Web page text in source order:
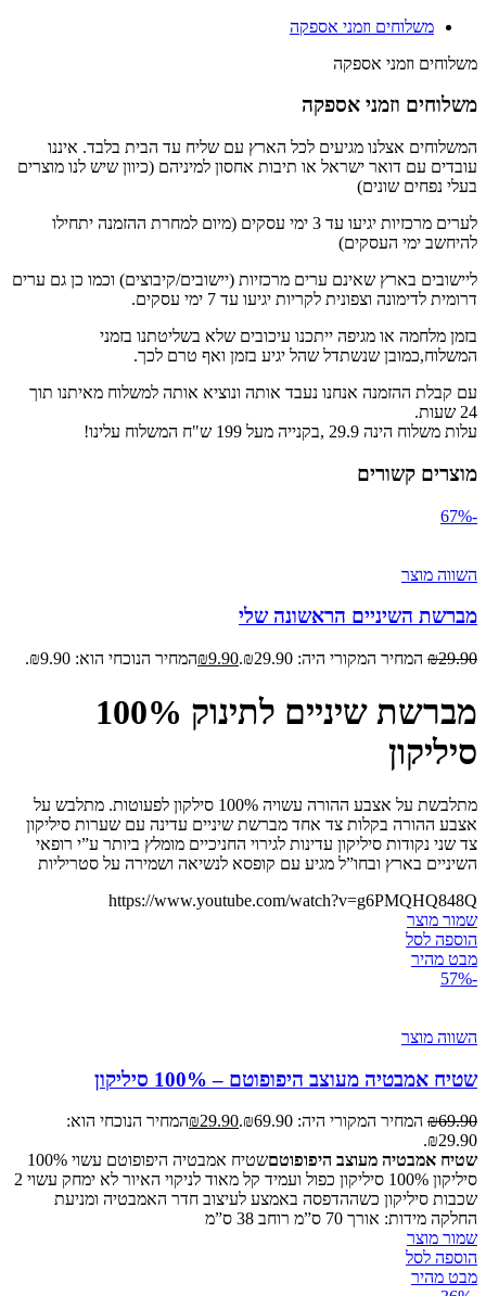
משלוחים וזמני אספקה
משלוחים וזמני אספקה
משלוחים וזמני אספקה
המשלוחים אצלנו מגיעים לכל הארץ עם שליח עד הבית בלבד. איננו
עובדים עם דואר ישראל או תיבות אחסון למיניהם (כיוון שיש לנו מוצרים
בעלי נפחים שונים)
לערים מרכזיות יגיעו עד 3 ימי עסקים (מיום למחרת ההזמנה יתחילו
להיחשב ימי העסקים)
ליישובים בארץ שאינם ערים מרכזיות (יישובים/קיבוצים) וכמו כן גם ערים
דרומית לדימונה וצפונית לקריות יגיעו עד 7 ימי עסקים.
בזמן מלחמה או מגיפה ייתכנו עיכובים שלא בשליטתנו בזמני
המשלוח,כמובן שנשתדל שהל יגיע בזמן ואף טרם לכך.
עם קבלת ההזמנה אנחנו נעבד אותה ונוציא אותה למשלוח מאיתנו תוך
24 שעות.
עלות משלוח הינה 29.9 ,בקנייה מעל 199 ש"ח המשלוח עלינו!
מוצרים קשורים
-67%
השווה מוצר
מברשת השיניים הראשונה שלי
₪29.90 המחיר המקורי היה: ₪29.90. ₪9.90 המחיר הנוכחי הוא: ₪9.90.
מברשת שיניים לתינוק 100%
סיליקון
מתלבשת על אצבע ההורה עשויה 100% סילקון לפעוטות. מתלבש על
אצבע ההורה בקלות צד אחד מברשת שיניים עדינה עם שערות סיליקון
צד שני נקודות סיליקון עדינות לגירוי החניכיים מומלץ ביותר ע”י רופאי
השיניים בארץ ובחו”ל מגיע עם קופסא לנשיאה ושמירה על סטריליות
https://www.youtube.com/watch?v=g6PMQHQ848Q
שמור מוצר
הוספה לסל
מבט מהיר
-57%
השווה מוצר
שטיח אמבטיה מעוצב היפופוטם – 100% סיליקון
₪69.90 המחיר המקורי היה: ₪69.90. ₪29.90
המחיר הנוכחי הוא:
₪29.90.
שטיח אמבטיה מעוצב היפופוטם
שטיח אמבטיה היפופוטם עשוי 100%
סיליקון 100% סיליקון כפול ועמיד קל מאוד לניקוי האיור לא ימחק עשוי 2
שכבות סיליקון כשההדפסה באמצע לעיצוב חדר האמבטיה ומניעת
החלקה מידות: אורך 70 ס”מ רוחב 38 ס”מ
שמור מוצר
הוספה לסל
מבט מהיר